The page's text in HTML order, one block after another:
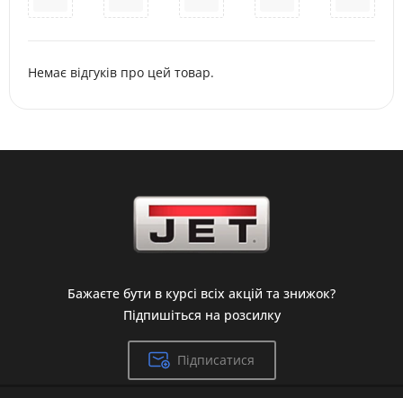
Немає відгуків про цей товар.
Бажаєте бути в курсі всіх акцій та знижок?
Підпишіться на розсилку
Підписатися